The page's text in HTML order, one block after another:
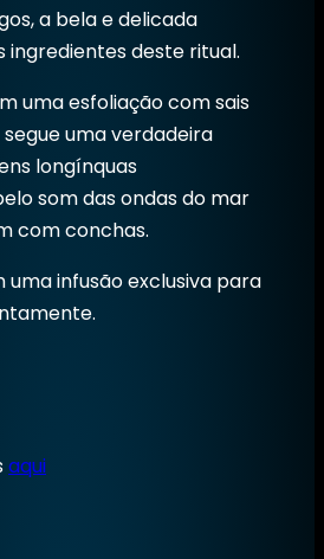
a bela e delicada
ingredientes deste ritual.
uma esfoliação com sais
uma verdadeira
longínquas
som das ondas do mar
com conchas.
uma infusão exclusiva para
aqui